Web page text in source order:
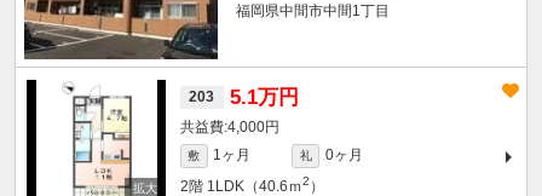
福岡県中間市中間1丁目
203 5.1万円
4,000円
敷 1ヶ月 礼
0ヶ月
2階 1LDK（40.6ｍ2 ）